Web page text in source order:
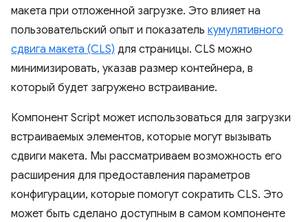
макета при отложенной загрузке. Это влияет на
пользовательский опыт и показатель кумулятивного
сдвига макета (CLS) для страницы. CLS можно
минимизировать, указав размер контейнера, в
который будет загружено встраивание.
Компонент Script может использоваться для загрузки
встраиваемых элементов, которые могут вызывать
сдвиги макета. Мы рассматриваем возможность его
расширения для предоставления параметров
конфигурации, которые помогут сократить CLS. Это
может быть сделано доступным в самом компоненте